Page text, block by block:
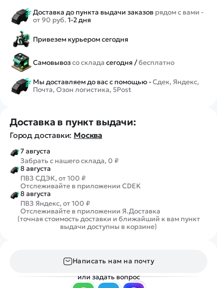
Доставка до пункта выдачи заказов рядом с вами -
от 90 руб. 1-2 дня
Привезем курьером сегодня
Самовывозсо склада сегодня /бесплатно
Мы доставляем до вас с помощью -Сдек, Яндекс,
Почта, Озон логистика, 5Post
Доставка в пункт выдачи:
Город доставки: Москва
7 августа
Забрать с нашего склада, 0 ₽
8 августа
ПВЗ СДЭК, от 100 ₽
Отслеживайте в приложении CDEK
8 августа
ПВЗ Яндекс, от 100 ₽
Отслеживайте в приложении Я.Доставка
(точная стоимость доставки и ближайший к вам пункт
выдачи доступны в корзине)
Написать нам на почту
или задать вопрос